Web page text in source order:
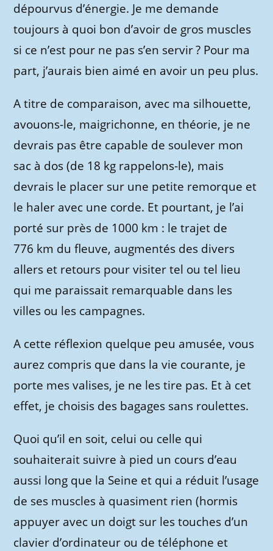
dépourvus d’énergie. Je me demande
toujours à quoi bon d’avoir de gros muscles
si ce n’est pour ne pas s’en servir ? Pour ma
part, j’aurais bien aimé en avoir un peu plus.
A titre de comparaison, avec ma silhouette,
avouons-le, maigrichonne, en théorie, je ne
devrais pas être capable de soulever mon
sac à dos (de 18 kg rappelons-le), mais
devrais le placer sur une petite remorque et
le haler avec une corde. Et pourtant, je l’ai
porté sur près de 1000 km : le trajet de
776 km du fleuve, augmentés des divers
allers et retours pour visiter tel ou tel lieu
qui me paraissait remarquable dans les
villes ou les campagnes.
A cette réflexion quelque peu amusée, vous
aurez compris que dans la vie courante, je
porte mes valises, je ne les tire pas. Et à cet
effet, je choisis des bagages sans roulettes.
Quoi qu’il en soit, celui ou celle qui
souhaiterait suivre à pied un cours d’eau
aussi long que la Seine et qui a réduit l’usage
de ses muscles à quasiment rien (hormis
appuyer avec un doigt sur les touches d’un
clavier d’ordinateur ou de téléphone et